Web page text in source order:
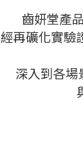
齒妍堂產
經再礦化實驗
深入到各場